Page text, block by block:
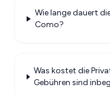
Wie lange dauert
Como?
Was kostet die
Gebühren sind